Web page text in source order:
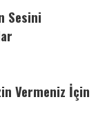
Sesini
Vermeniz İçin